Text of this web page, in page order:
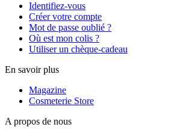
Identifiez-vous
Créer votre compte
Mot de passe oublié ?
Où est mon colis ?
Utiliser un chèque-cadeau
En savoir plus
Magazine
Cosmeterie Store
A propos de nous